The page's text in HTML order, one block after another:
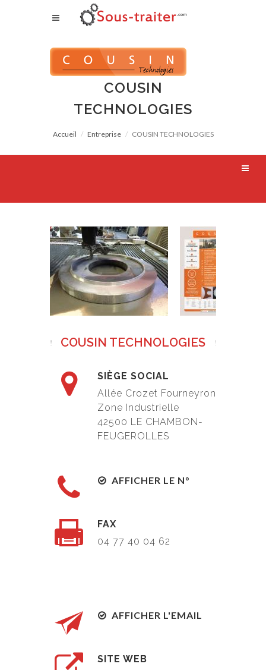
COUSIN
TECHNOLOGIES
Accueil Entreprise COUSIN TECHNOLOGIES
COUSIN TECHNOLOGIES
SIÈGE SOCIAL
Allée Crozet Fourneyron
Zone Industrielle
42500 LE CHAMBON-
FEUGEROLLES
AFFICHER LE N°
FAX
04 77 40 04 62
AFFICHER L'EMAIL
SITE WEB